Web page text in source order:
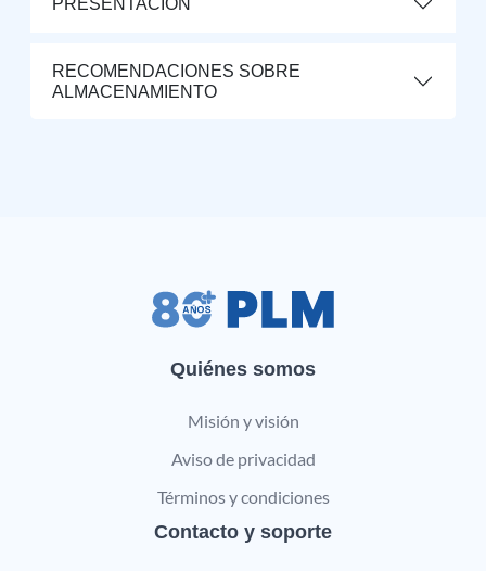
PRESENTACIÓN
RECOMENDACIONES SOBRE
ALMACENAMIENTO
Quiénes somos
Misión y visión
Aviso de privacidad
Términos y condiciones
Contacto y soporte